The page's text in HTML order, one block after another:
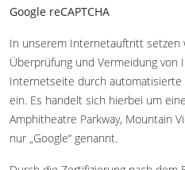
Google reCAPTCHA
In unserem Internetauftritt setzen
Überprüfung und Vermeidung
Internetseite durch automatisierte
ein. Es handelt sich hierbei um
Amphitheatre Parkway, Mountain
nur „Google“ genannt.